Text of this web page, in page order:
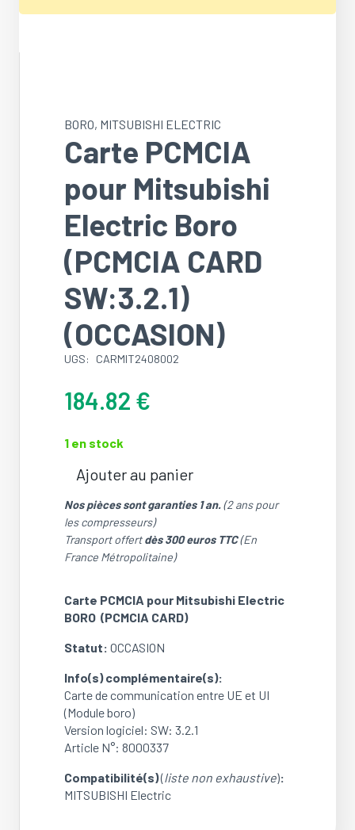
BORO, MITSUBISHI ELECTRIC
Carte PCMCIA
pour Mitsubishi
Electric Boro
(PCMCIA CARD
SW:3.2.1)
(OCCASION)
UGS: CARMIT2408002
184.82 €
1 en stock
quantité
de
Carte
PCMCIA
pour
Boro
(PCMCIA
SW:3.2.1)
(OCCASION)
Ajouter au panier
Nos pièces sont garanties 1 an.(2 ans pour
les compresseurs)
Transport offertdès 300 euros TTC(En
France Métropolitaine)
Carte PCMCIA pour Mitsubishi Electric
BORO (PCMCIA CARD)
Statut: OCCASION
Info(s) complémentaire(s):
Carte de communication entre UE et UI
(Module boro)
Version logiciel: SW: 3.2.1
Article N°: 8000337
Compatibilité(s)(liste non exhaustive):
MITSUBISHI Electric